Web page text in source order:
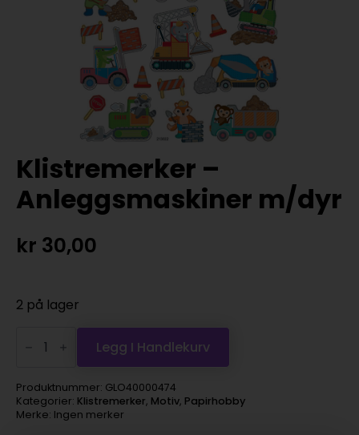
Klistremerker –
Anleggsmaskiner m/dyr
kr 30,00
2 på lager
Klistremerker
Anleggsmaskiner
antall
Legg I Handlekurv
Produktnummer: GLO40000474
Kategorier: Klistremerker, Motiv, Papirhobby
Merke: Ingen merker